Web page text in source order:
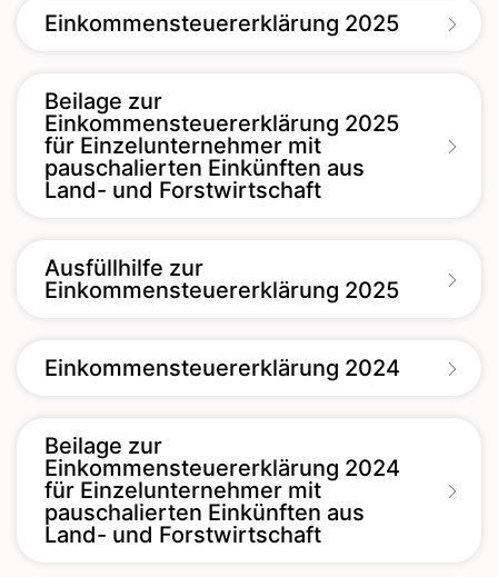
Einkommensteuererklärung 2025
Beilage zur
Einkommensteuererklärung 2025
für Einzelunternehmer mit
pauschalierten Einkünften aus
Land- und Forstwirtschaft
Ausfüllhilfe zur
Einkommensteuererklärung 2025
Einkommensteuererklärung 2024
Beilage zur
Einkommensteuererklärung 2024
für Einzelunternehmer mit
pauschalierten Einkünften aus
Land- und Forstwirtschaft